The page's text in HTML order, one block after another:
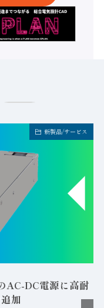
FA業界・企業トピックス